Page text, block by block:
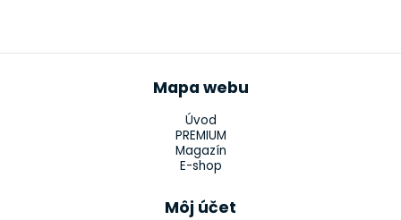
Mapa webu
Úvod
PREMIUM
Magazín
E-shop
Môj účet